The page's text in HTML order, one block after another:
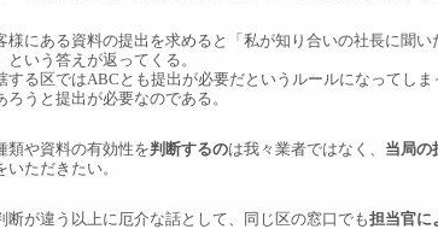
にある資料の提出を求めると「私が知り合いの社長に聞い
いう答えが返ってくる。
る区ではABCとも提出が必要だというルールになってしま
うと提出が必要なのである。
や資料の有効性を判断するのは我々業者ではなく、 当局の
ただきたい。
が違う以上に厄介な話として、同じ区の窓口でも担当官に